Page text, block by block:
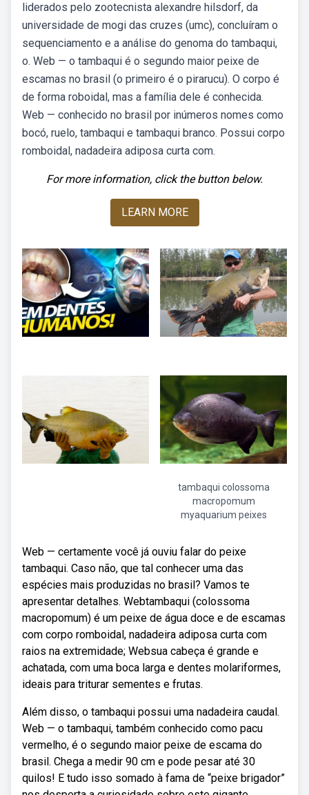
liderados pelo zootecnista alexandre hilsdorf, da
universidade de mogi das cruzes (umc), concluíram o
sequenciamento e a análise do genoma do tambaqui,
o. Web — o tambaqui é o segundo maior peixe de
escamas no brasil (o primeiro é o pirarucu). O corpo é
de forma roboidal, mas a família dele é conhecida.
Web — conhecido no brasil por inúmeros nomes como
bocó, ruelo, tambaqui e tambaqui branco. Possui corpo
romboidal, nadadeira adiposa curta com.
For more information, click the button below.
LEARN MORE
tambaqui colossoma
macropomum
myaquarium peixes
Web — certamente você já ouviu falar do peixe
tambaqui. Caso não, que tal conhecer uma das
espécies mais produzidas no brasil? Vamos te
apresentar detalhes. Webtambaqui (colossoma
macropomum) é um peixe de água doce e de escamas
com corpo romboidal, nadadeira adiposa curta com
raios na extremidade; Websua cabeça é grande e
achatada, com uma boca larga e dentes molariformes,
ideais para triturar sementes e frutas.
Além disso, o tambaqui possui uma nadadeira caudal.
Web — o tambaqui, também conhecido como pacu
vermelho, é o segundo maior peixe de escama do
brasil. Chega a medir 90 cm e pode pesar até 30
quilos! E tudo isso somado à fama de “peixe brigador”